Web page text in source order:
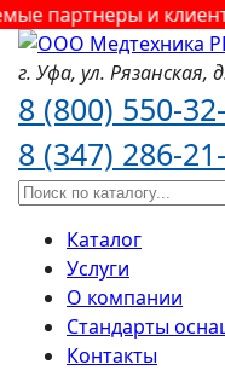
партнеры и
г. Уфа, ул. Рязанская,
8 (800) 550-
8 (347) 286-
Каталог
Услуги
О компании
Стандарты
Контакты